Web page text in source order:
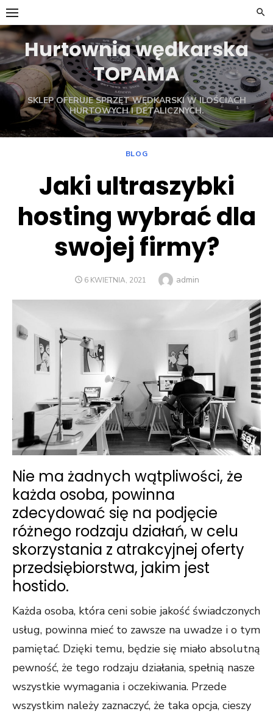
Skip
to
contentHurtownia wędkarska
TOPAMA
SKLEP OFERUJE SPRZĘT WĘDKARSKI W ILOŚCIACH
HURTOWYCH I DETALICZNYCH.
BLOG
Jaki ultraszybki
hosting wybrać dla
swojej firmy?
POSTED
6 KWIETNIA, 2021 Author
admin
Nie ma żadnych wątpliwości, że
każda osoba, powinna
zdecydować się na podjęcie
różnego rodzaju działań, w celu
skorzystania z atrakcyjnej oferty
przedsiębiorstwa, jakim jest
hostido.
Każda osoba, która ceni sobie jakość świadczonych
usług, powinna mieć to zawsze na uwadze i o tym
pamiętać. Dzięki temu, będzie się miało absolutną
pewność, że tego rodzaju działania, spełnią nasze
wszystkie wymagania i oczekiwania. Przede
wszystkim należy zaznaczyć, że taka opcja, cieszy